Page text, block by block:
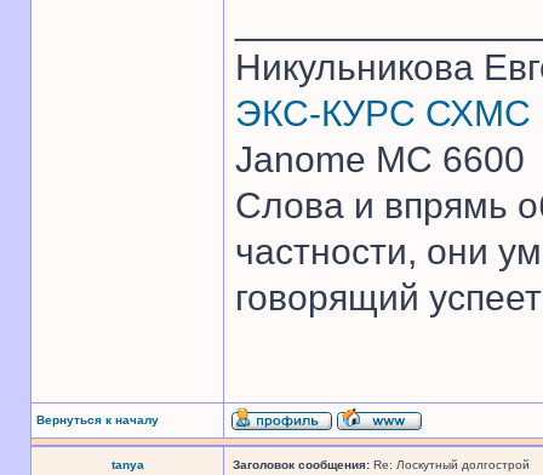
Никульникова
ЭКС-КУРС СХМС
Janome MC 6600
Слова и впрямь
частности, они
говорящий
Вернуться к началу
tanya Заголовок сообщения: Re: Лоскутный долгострой